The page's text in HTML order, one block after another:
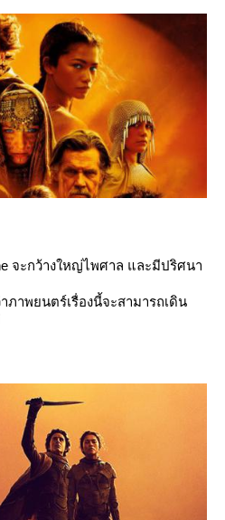
จะกว้างใหญ่ไพศาล และมีปริศนา
าพยนตร์เรื่องนี้จะสามารถเดิน